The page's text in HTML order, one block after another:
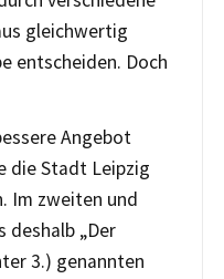
gleichwertig
entscheiden. Doch
Angebot
die Stadt Leipzig
Im zweiten und
deshalb „Der
3.) genannten